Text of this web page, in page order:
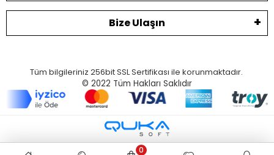
Bize Ulaşın
Tüm bilgileriniz 256bit SSL Sertifikası ile korunmaktadır.
© 2022 Tüm Hakları Saklıdır
0